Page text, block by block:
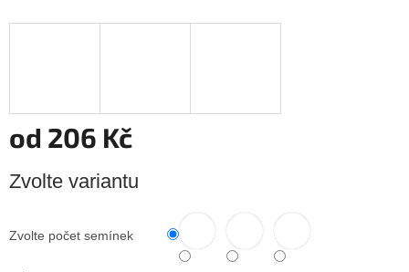
od 206 Kč
cena:
Zvolte variantu
Zvolte počet semínek